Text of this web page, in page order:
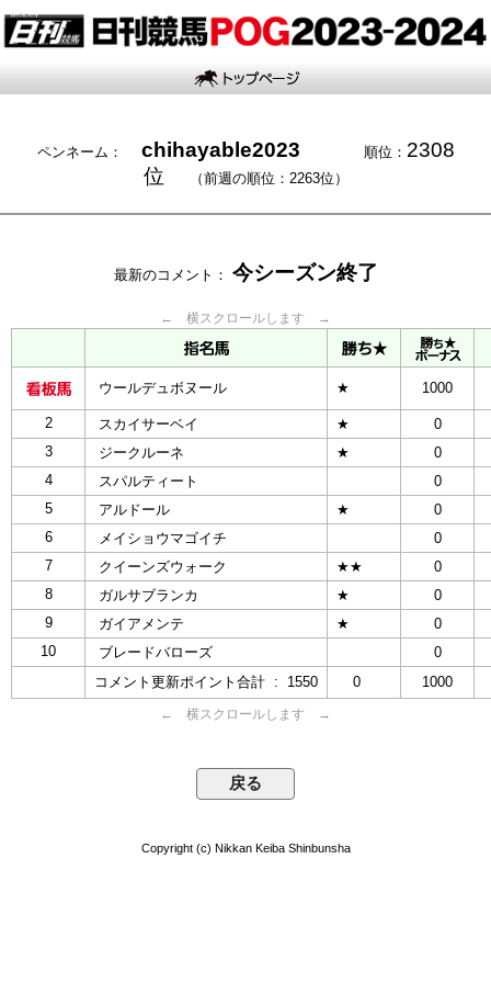
ペンネーム： chihayable2023 順位： 2308
位
（前週の順位：2263位）
最新のコメント： 今シーズン終了
← 横スクロールします →
ウールデュボヌール ★ 1000
2 スカイサーベイ ★
0
3
ジークルーネ ★
0
4
スパルティート
0
5
アルドール ★
0
6
メイショウマゴイチ
0
7
クイーンズウォーク ★★
0
8
ガルサブランカ ★
0
9
ガイアメンテ ★
0
10
ブレードバローズ
0
コメント更新ポイント合計 : 1550
0 1000
← 横スクロールします →
Copyright (c) Nikkan Keiba Shinbunsha